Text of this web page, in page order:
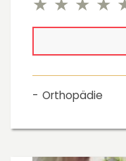
Orthopädie